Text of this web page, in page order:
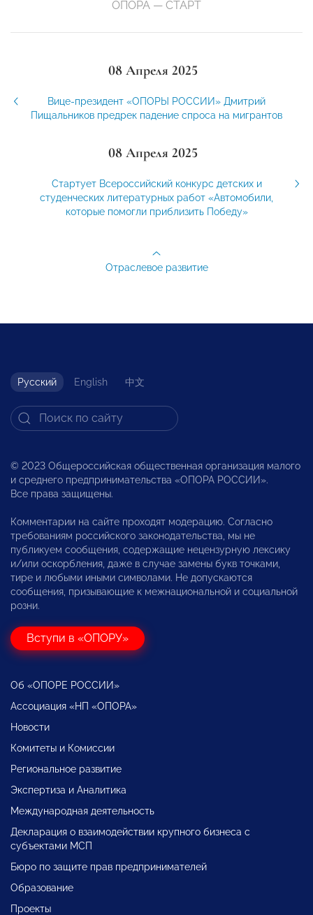
ОПОРА — СТАРТ
08 Апреля 2025
Вице-президент «ОПОРЫ РОССИИ» Дмитрий
Пищальников предрек падение спроса на мигрантов
08 Апреля 2025
Стартует Всероссийский конкурс детских и
студенческих литературных работ «Автомобили,
которые помогли приблизить Победу»
Отраслевое развитие
Русский English 中文
© 2023 Общероссийская общественная организация малого
и среднего предпринимательства «ОПОРА РОССИИ».
Все права защищены.
Комментарии на сайте проходят модерацию. Согласно
требованиям российского законодательства, мы не
публикуем сообщения, содержащие нецензурную лексику
и/или оскорбления, даже в случае замены букв точками,
тире и любыми иными символами. Не допускаются
сообщения, призывающие к межнациональной и социальной
розни.
Вступи в «ОПОРУ»
Об «ОПОРЕ РОССИИ»
Ассоциация «НП «ОПОРА»
Новости
Комитеты и Комиссии
Региональное развитие
Экспертиза и Аналитика
Международная деятельность
Декларация о взаимодействии крупного бизнеса с
субъектами МСП
Бюро по защите прав предпринимателей
Образование
Проекты